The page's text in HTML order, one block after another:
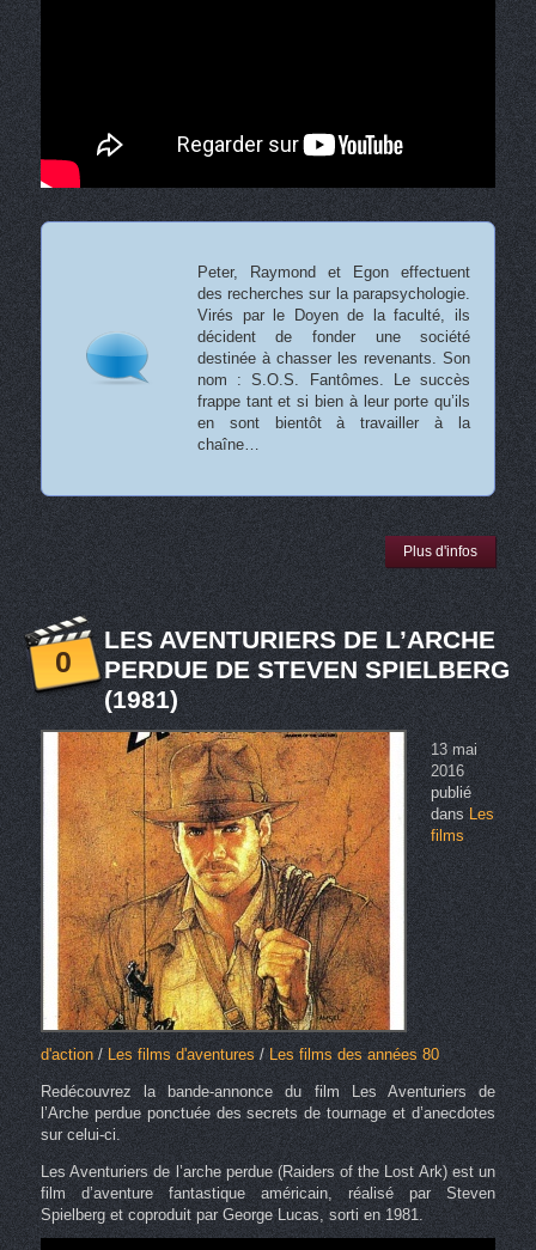
Peter, Raymond et Egon effectuent
des recherches sur la parapsychologie.
Virés par le Doyen de la faculté, ils
décident de fonder une société
destinée à chasser les revenants. Son
nom : S.O.S. Fantômes. Le succès
frappe tant et si bien à leur porte qu’ils
en sont bientôt à travailler à la
chaîne…
Plus d'infos
0
LES AVENTURIERS DE L’ARCHE
PERDUE DE STEVEN SPIELBERG
(1981)
13 mai
2016
publié
dansLes
films
d'action/ Les films d'aventures/Les films des années 80
Redécouvrez la bande-annonce du film Les Aventuriers de
l’Arche perdue ponctuée des secrets de tournage et d’anecdotes
sur celui-ci.
Les Aventuriers de l’arche perdue (Raiders of the Lost Ark) est un
film d’aventure fantastique américain, réalisé par Steven
Spielberg et coproduit par George Lucas, sorti en 1981.